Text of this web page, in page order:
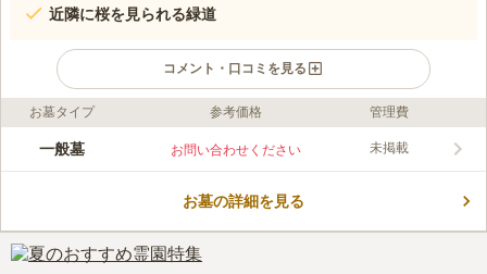
近隣に桜を見られる緑道
コメント・口コミを見る
ライフドット編集部のコメント
円乗院の創建年代は不詳ですが、1625年までには代田村村民の
ています。 墓地の周りは外壁で囲まれていて、住宅地の中にあ
語らうことができるのも嬉しいポイントのひとつです。
口コミ評価
お墓タイプ 参考価格 管理費
一般墓 お問い合わせください 未掲載
お墓の詳細を見る